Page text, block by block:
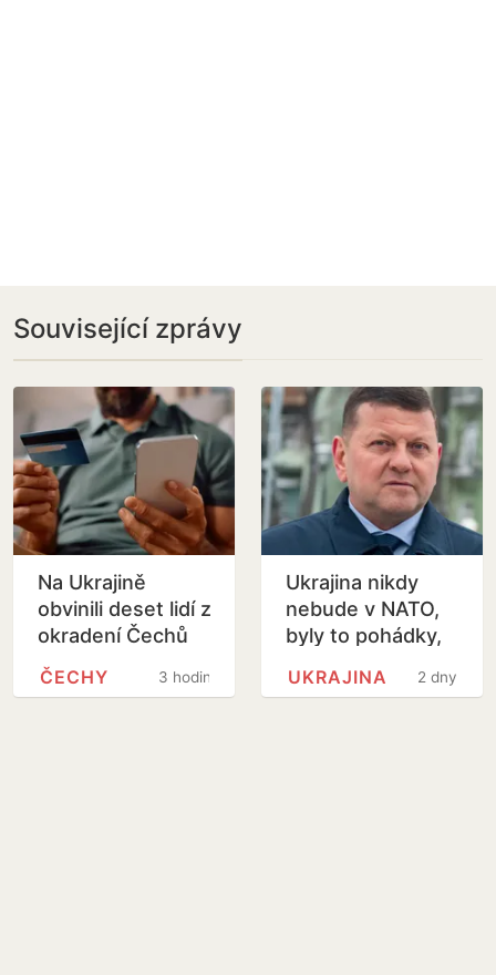
Související zprávy
Na Ukrajině
obvinili deset lidí z
okradení Čechů
podvodnými
telefonáty
3 hodiny
ČECHY
Ukrajina nikdy
nebude v NATO,
byly to pohádky,
armády Zalužnyj
2 dny
UKRAJINA